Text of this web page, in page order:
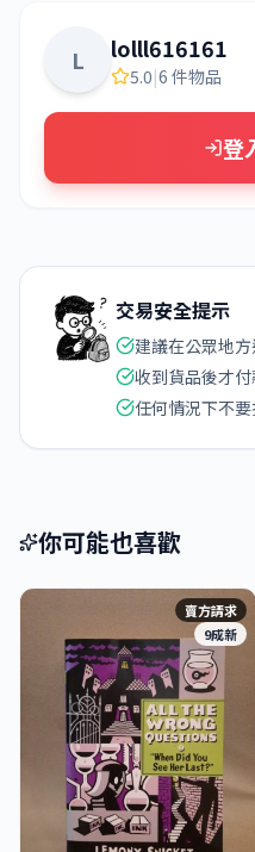
L lolll616161
5.0|6 件物品
登
交易安全提示
建議在公眾地
收到貨品後才
任何情況下不
你可能也喜歡
賣方請求
9成新